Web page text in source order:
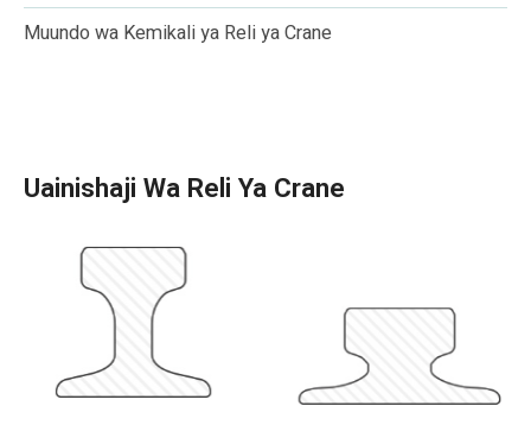
Muundo wa Kemikali ya Reli ya Crane
Uainishaji Wa Reli Ya Crane